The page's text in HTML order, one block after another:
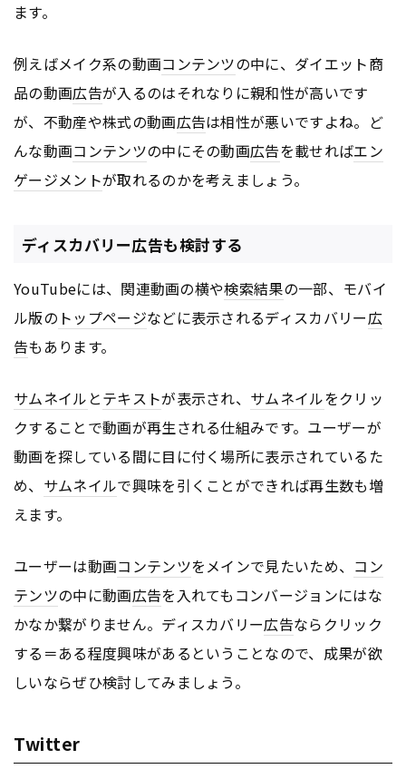
ます。
例えばメイク系の動画コンテンツの中に、ダイエット商
品の動画広告が入るのはそれなりに親和性が高いです
が、不動産や株式の動画広告は相性が悪いですよね。ど
んな動画コンテンツの中にその動画広告を載せればエン
ゲージメントが取れるのかを考えましょう。
ディスカバリー広告も検討する
YouTubeには、関連動画の横や検索結果の一部、モバイ
ル版の トップページなどに表示されるディスカバリー広
告もあります。
サムネイル とテキストが表示され、 サムネイルをクリッ
クすることで動画が再生される仕組みです。ユーザーが
動画を探している間に目に付く場所に表示されているた
め、 サムネイルで興味を引くことができれば再生数も増
えます。
ユーザーは動画コンテンツをメインで見たいため、 コン
テンツの中に動画広告を入れてもコンバージョンにはな
かなか繋がりません。ディスカバリー広告ならクリック
する＝ある程度興味があるということなので、成果が欲
しいならぜひ検討してみましょう。
Twitter